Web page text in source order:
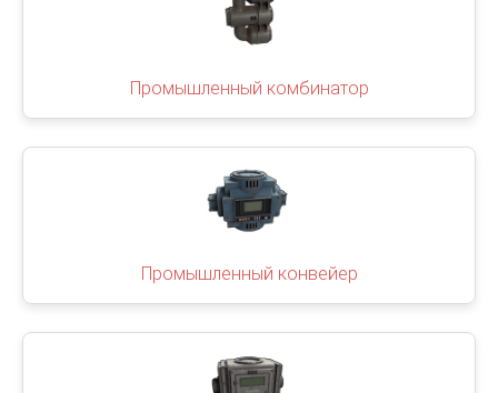
Промышленный комбинатор
Промышленный конвейер